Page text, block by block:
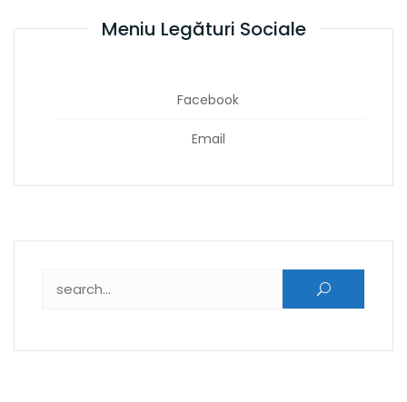
Meniu Legături Sociale
Facebook
Email